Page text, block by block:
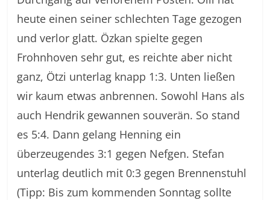
heute einen seiner schlechten Tage gezogen
und verlor glatt. Özkan spielte gegen
Frohnhoven sehr gut, es reichte aber nicht
ganz, Ötzi unterlag knapp 1:3. Unten ließen
wir kaum etwas anbrennen. Sowohl Hans als
auch Hendrik gewannen souverän. So stand
es 5:4. Dann gelang Henning ein
überzeugendes 3:1 gegen Nefgen. Stefan
unterlag deutlich mit 0:3 gegen Brennenstuhl
(Tipp: Bis zum kommenden Sonntag sollte